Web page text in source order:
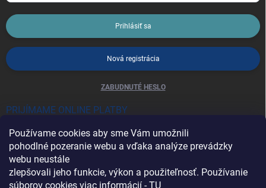
Používame cookies aby sme Vám umožnili
pohodlné pozeranie webu a vďaka analýze prevádzky
webu neustále
zlepšovali jeho funkcie, výkon a použiteľnosť. Používanie
súborov cookies viac informácií -TU
Prihlásiť sa
Nová registrácia
ZABUDNUTÉ HESLO
PRIJÍMAME ONLINE PLATBY